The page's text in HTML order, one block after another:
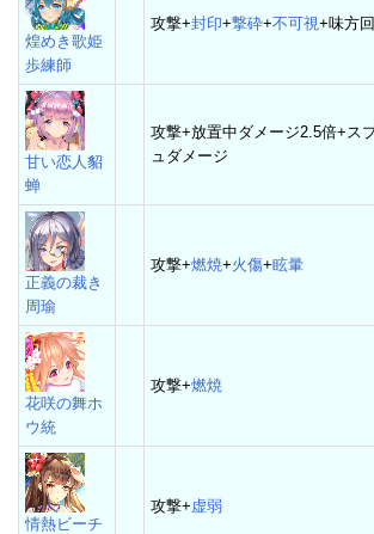
煌めき歌姫
歩練師
攻撃+封印+撃砕+不可視+味方
甘い恋人貂
蝉
攻撃+放置中ダメージ2.5倍+ス
ュダメージ
正義の裁き
周瑜
攻撃+燃焼+火傷+眩暈
花咲の舞ホ
ウ統
攻撃+燃焼
情熱ビーチ
攻撃+虚弱